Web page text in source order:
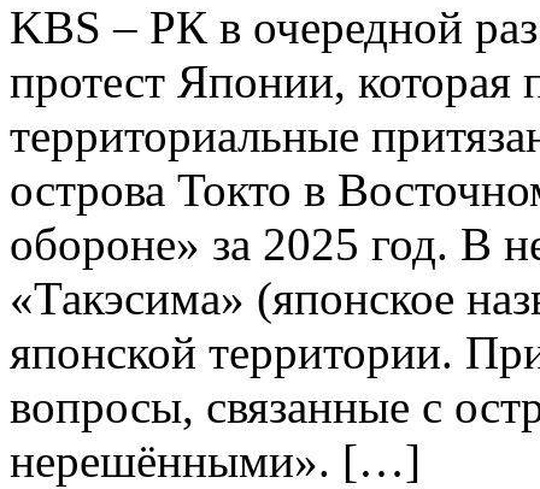
KBS – РК в очередной
протест Японии, которая
территориальные
острова Токто в
обороне» за 2025 год. В
«Такэсима» (японское
японской территории.
вопросы, связанные с
нерешёнными». […]